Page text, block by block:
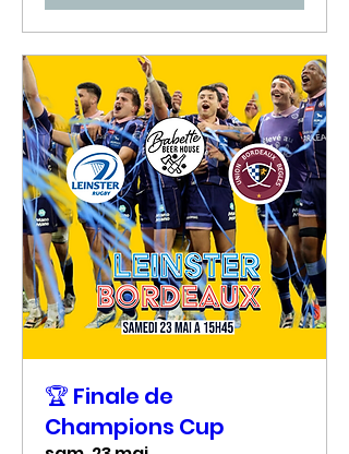
🏆 Finale de
Champions Cup